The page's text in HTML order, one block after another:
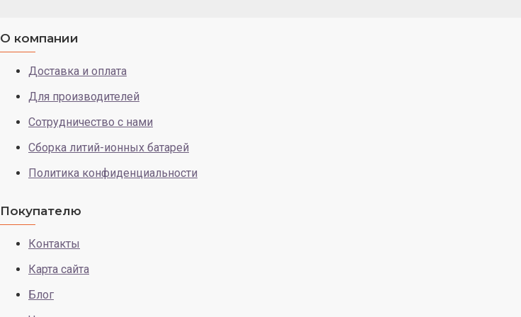
О компании
Доставка и оплата
Для производителей
Сотрудничество с нами
Сборка литий-ионных батарей
Политика конфиденциальности
Покупателю
Контакты
Карта сайта
Блог